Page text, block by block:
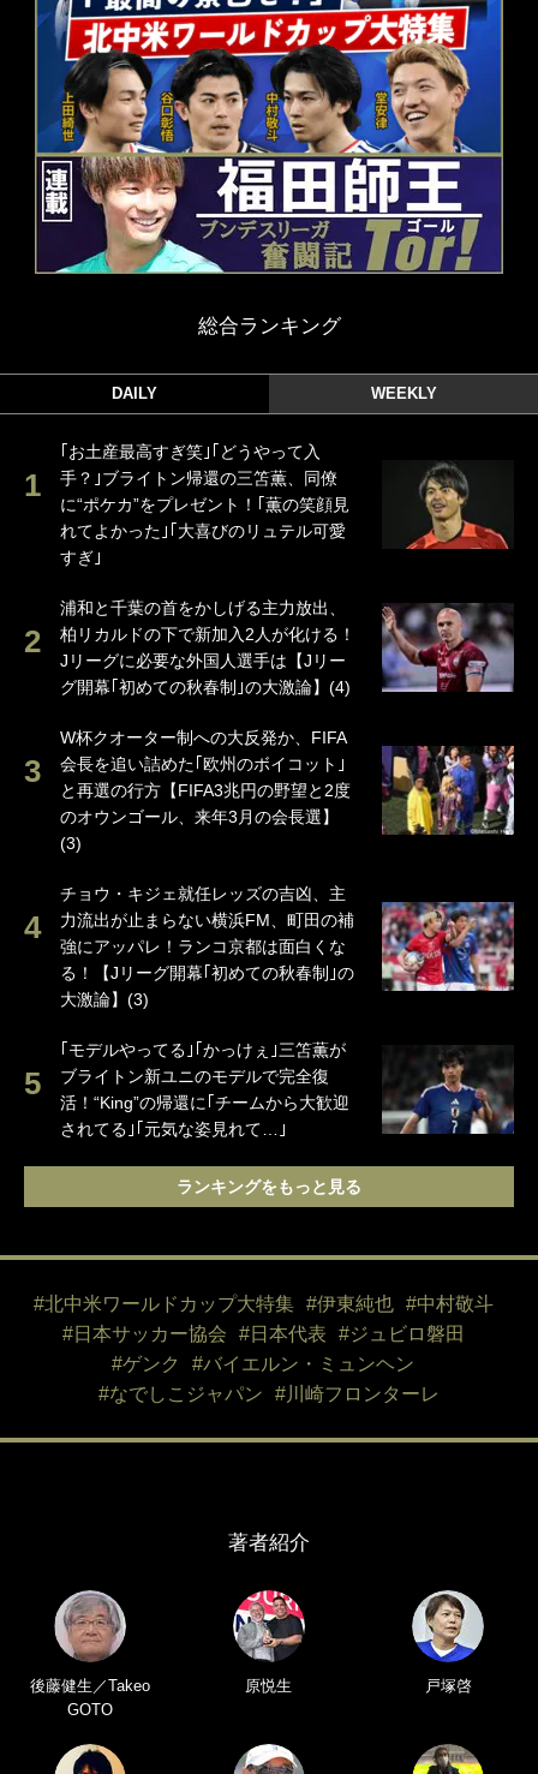
総合ランキング
DAILY WEEKLY
｢お土産最高すぎ笑｣｢どうやって入
手？｣ブライトン帰還の三笘薫、同僚
に“ポケカ”をプレゼント！｢薫の笑顔見
れてよかった｣｢大喜びのリュテル可愛
すぎ｣
浦和と千葉の首をかしげる主力放出、
柏リカルドの下で新加入2人が化ける！
Jリーグに必要な外国人選手は【Jリー
グ開幕｢初めての秋春制｣の大激論】(4)
W杯クオーター制への大反発か、FIFA
会長を追い詰めた｢欧州のボイコット｣
と再選の行方【FIFA3兆円の野望と2度
のオウンゴール、来年3月の会長選】
(3)
チョウ・キジェ就任レッズの吉凶、主
力流出が止まらない横浜FM、町田の補
強にアッパレ！ランコ京都は面白くな
る！【Jリーグ開幕｢初めての秋春制｣の
大激論】(3)
｢モデルやってる｣｢かっけぇ｣三笘薫が
ブライトン新ユニのモデルで完全復
活！“King”の帰還に｢チームから大歓迎
されてる｣｢元気な姿見れて…｣
ランキングをもっと見る
#北中米ワールドカップ大特集 #伊東純也
#中村敬斗
#日本サッカー協会
#日本代表
#ジュビロ磐田
#ゲンク
#バイエルン・ミュンヘン
#なでしこジャパン
#川崎フロンターレ
著者紹介
後藤健生／Takeo
GOTO
原悦生 戸塚啓